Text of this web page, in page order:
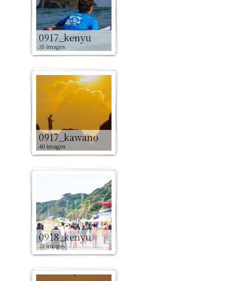
0917_kenyu
35 images
0917_kawano
40 images
0918_kenyu
30 images